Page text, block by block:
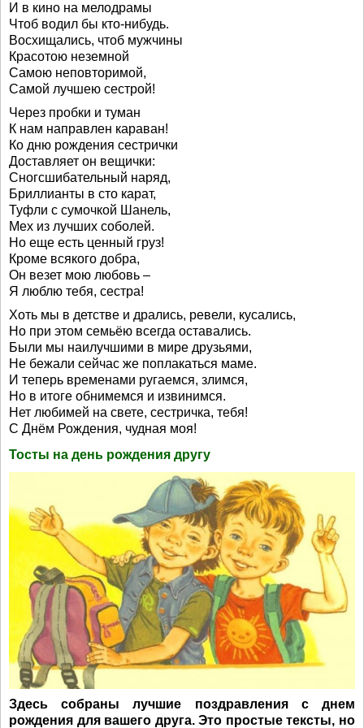
И в кино на мелодрамы
Чтоб водил бы кто-нибудь.
Восхищались, чтоб мужчины
Красотою неземной
Самою неповторимой,
Самой лучшею сестрой!
Через пробки и туман
К нам направлен караван!
Ко дню рождения сестрички
Доставляет он вещички:
Сногсшибательный наряд,
Бриллианты в сто карат,
Туфли с сумочкой Шанель,
Мех из лучших соболей.
Но еще есть ценный груз!
Кроме всякого добра,
Он везет мою любовь –
Я люблю тебя, сестра!
Хоть мы в детстве и дрались, ревели, кусались,
Но при этом семьёю всегда оставались.
Были мы наилучшими в мире друзьями,
Не бежали сейчас же поплакаться маме.
И теперь временами ругаемся, злимся,
Но в итоге обнимемся и извинимся.
Нет любимей на свете, сестричка, тебя!
С Днём Рождения, чудная моя!
Тосты на день рождения другу
Здесь собраны лучшие поздравления с днем
рождения для вашего друга. Это простые тексты, но